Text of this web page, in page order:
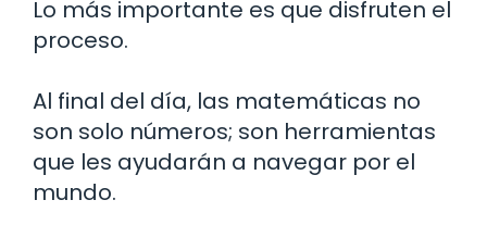
Lo más importante es que disfruten el
proceso.
Al final del día, las matemáticas no
son solo números; son herramientas
que les ayudarán a navegar por el
mundo.